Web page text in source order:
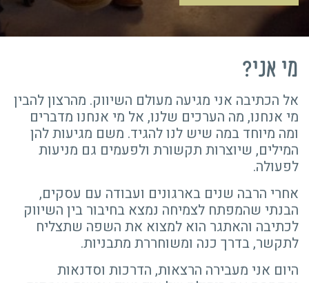
מי אני?
אל הכתיבה אני מגיעה מעולם השיווק. מהרצון להבין
מי אנחנו, מה הערכים שלנו, אל מי אנחנו מדברים
ומה מיוחד במה שיש לנו להגיד. משם מגיעות להן
המילים, שיוצרות תקשורת ולפעמים גם מניעות
לפעולה.
אחרי הרבה שנים בארגונים ועבודה עם עסקים,
הבנתי שהמפתח לצמיחה נמצא בחיבור בין השיווק
לכתיבה והאתגר הוא למצוא את השפה שתצליח
לתקשר, בדרך כנה ומשוחררת מתבניות.
היום אני מעבירה הרצאות, הדרכות וסדנאות